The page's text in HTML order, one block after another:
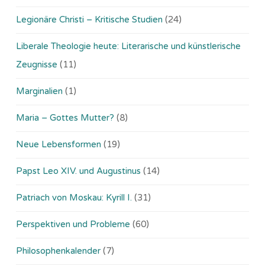
Legionäre Christi – Kritische Studien (24)
Liberale Theologie heute: Literarische und künstlerische
Zeugnisse (11)
Marginalien (1)
Maria – Gottes Mutter? (8)
Neue Lebensformen (19)
Papst Leo XIV. und Augustinus (14)
Patriach von Moskau: Kyrill I. (31)
Perspektiven und Probleme (60)
Philosophenkalender (7)